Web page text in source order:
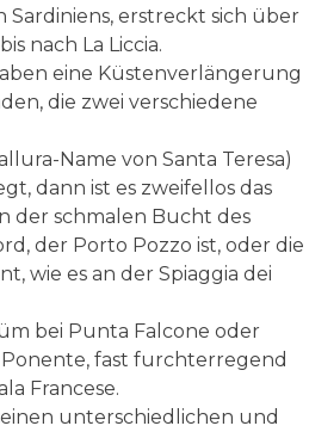
Sardiniens, erstreckt sich über
nach La Liccia.
eine Küstenverlängerung
die zwei verschiedene
Name von Santa Teresa)
dann ist es zweifellos das
der schmalen Bucht des
der Porto Pozzo ist, oder die
wie es an der Spiaggia dei
bei Punta Falcone oder
Ponente, fast furchterregend
Francese.
unterschiedlichen und